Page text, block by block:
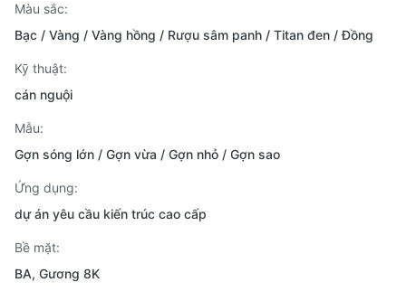
Màu sắc:
Bạc / Vàng / Vàng hồng / Rượu sâm panh / Titan đen / Đồng
Kỹ thuật:
cán nguội
Mẫu:
Gợn sóng lớn / Gợn vừa / Gợn nhỏ / Gợn sao
Ứng dụng:
dự án yêu cầu kiến ​​trúc cao cấp
Bề mặt:
BA, Gương 8K